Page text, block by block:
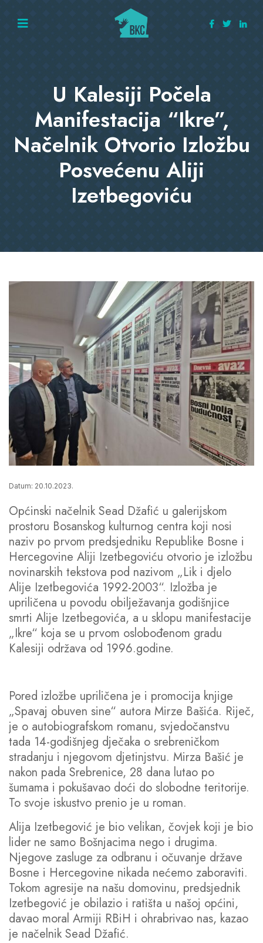
U Kalesiji Počela
Manifestacija “Ikre”,
Načelnik Otvorio Izložbu
Posvećenu Aliji
Izetbegoviću
Datum: 20.10.2023.
Općinski načelnik Sead Džafić u galerijskom
prostoru Bosanskog kulturnog centra koji nosi
naziv po prvom predsjedniku Republike Bosne i
Hercegovine Aliji Izetbegoviću otvorio je izložbu
novinarskih tekstova pod nazivom „Lik i djelo
Alije Izetbegovića 1992-2003“. Izložba je
upriličena u povodu obilježavanja godišnjice
smrti Alije Izetbegovića, a u sklopu manifestacije
„Ikre“ koja se u prvom oslobođenom gradu
Kalesiji održava od 1996.godine.
Pored izložbe upriličena je i promocija knjige
„Spavaj obuven sine“ autora Mirze Bašića. Riječ,
je o autobiografskom romanu, svjedočanstvu
tada 14-godišnjeg dječaka o srebreničkom
stradanju i njegovom djetinjstvu. Mirza Bašić je
nakon pada Srebrenice, 28 dana lutao po
šumama i pokušavao doći do slobodne teritorije.
To svoje iskustvo prenio je u roman.
Alija Izetbegović je bio velikan, čovjek koji je bio
lider ne samo Bošnjacima nego i drugima.
Njegove zasluge za odbranu i očuvanje države
Bosne i Hercegovine nikada nećemo zaboraviti.
Tokom agresije na našu domovinu, predsjednik
Izetbegović je obilazio i ratišta u našoj općini,
davao moral Armiji RBiH i ohrabrivao nas, kazao
je načelnik Sead Džafić.